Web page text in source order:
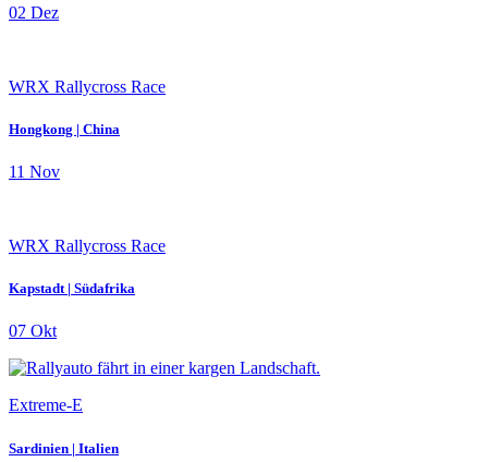
02 Dez
WRX Rallycross Race
Hongkong | China
11 Nov
WRX Rallycross Race
Kapstadt | Südafrika
07 Okt
Extreme-E
Sardinien | Italien